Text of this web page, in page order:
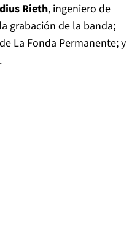
Rieth, ingeniero de
grabación de la banda;
La Fonda Permanente; y
.